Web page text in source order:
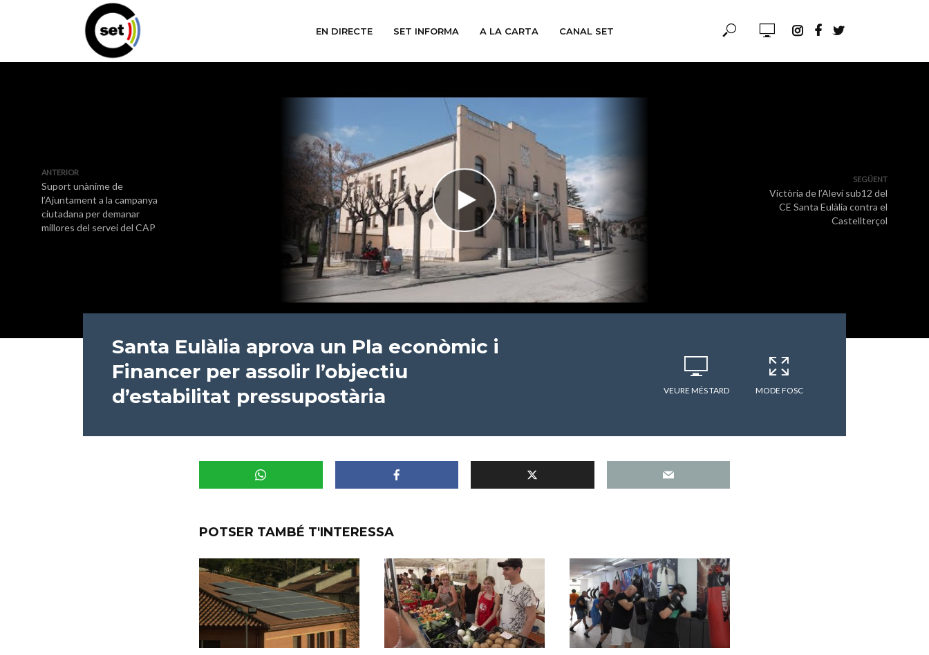
EN DIRECTE SET INFORMA A LA CARTA CANAL SET
ANTERIOR
Suport unànime de
l’Ajuntament a la campanya
ciutadana per demanar
millores del servei del CAP
SEGÜENT
Victòria de l’Aleví sub12 del
CE Santa Eulàlia contra el
Castellterçol
Santa Eulàlia aprova un Pla econòmic i
Financer per assolir l’objectiu
d’estabilitat pressupostària
VEURE MÉS TARD MODE FOSC
POTSER TAMBÉ T'INTERESSA